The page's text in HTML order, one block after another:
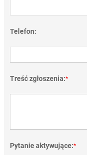
Telefon:
Treść zgłoszenia:*
Pytanie aktywujące:*